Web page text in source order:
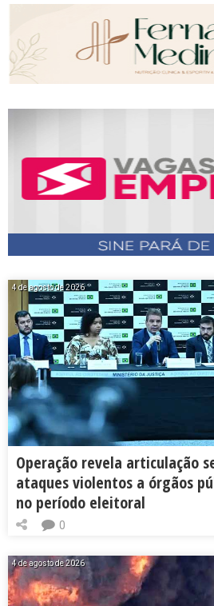
4 de agosto de 2026
Operação revela articulação
ataques violentos a órgãos
no período eleitoral
0
4 de agosto de 2026